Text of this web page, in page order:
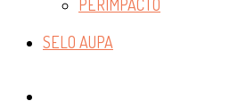
PERIMPACTO
SELO AUPA